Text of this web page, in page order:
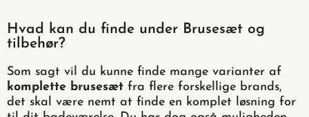
Hvad kan du finde under Brusesæt og
tilbehør?
Som sagt vil du kunne finde mange varianter af
komplette brusesæt fra flere forskellige brands,
det skal være nemt at finde en komplet løsning for